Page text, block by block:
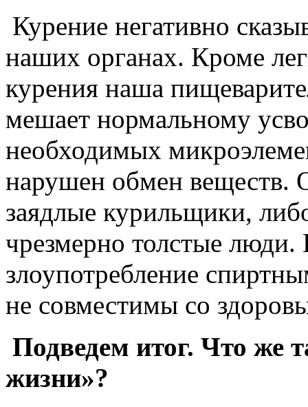
Курение негативно
наших органах. Кроме
курения наша
мешает нормальному
необходимых
нарушен обмен веществ.
заядлые курильщики,
чрезмерно толстые
злоупотребление
не совместимы со
Подведем итог. Что же
жизни»?